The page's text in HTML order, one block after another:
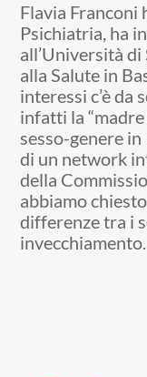
Flavia Franconi
Psichiatria, ha
all’Università di
alla Salute in
interessi c’è da
infatti la
sesso-genere
di un network
della
abbiamo
differenze tra i
invecchiamento.